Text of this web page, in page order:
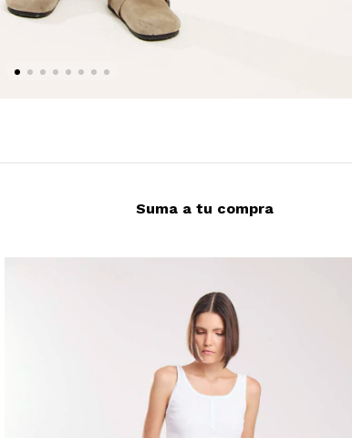
Suma a tu compra